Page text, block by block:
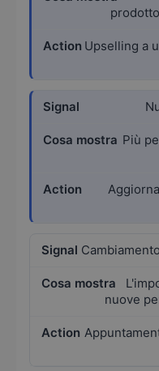
Upselling a
Più
nuove